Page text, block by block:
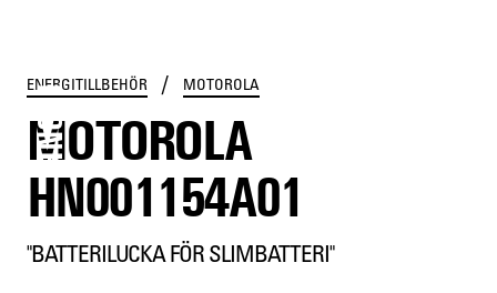
ENERGITILLBEHÖR / MOTOROLA
MOTOROLA
HN001154A01
"BATTERILUCKA FÖR SLIMBATTERI"
HN001154A01